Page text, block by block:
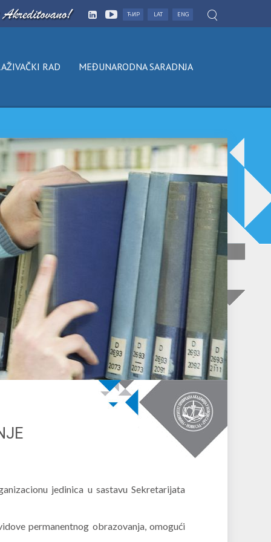
ЋИР LAT ENG
RAD MEĐUNARODNA SARADNJA
jedinica u sastavu Sekretarijata
permanentnog obrazovanja, omogući